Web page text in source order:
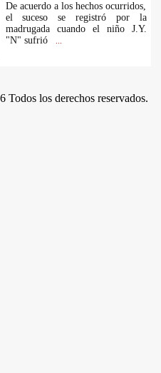
De acuerdo a los hechos ocurridos,
el suceso se registró por la
madrugada cuando el niño J.Y.
"N" sufrió
los derechos reservados.